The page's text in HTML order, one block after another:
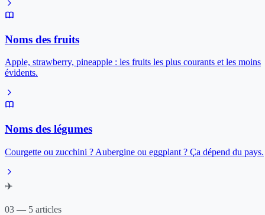
Noms des fruits
Apple, strawberry, pineapple : les fruits les plus courants et les moins
évidents.
Noms des légumes
Courgette ou zucchini ? Aubergine ou eggplant ? Ça dépend du pays.
✈️
03 — 5 articles